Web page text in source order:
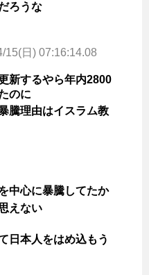
ろうな
15(日) 07:16:14.08
新するやら年内2800
のに
騰理由はイスラム教
中心に暴騰してたか
えない
日本人をはめ込もう